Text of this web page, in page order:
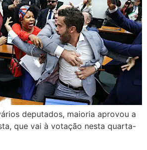
deputados, maioria aprovou a
que vai à votação nesta quarta-